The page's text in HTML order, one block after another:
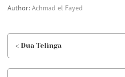
Author: Achmad el Fayed
< Dua Telinga